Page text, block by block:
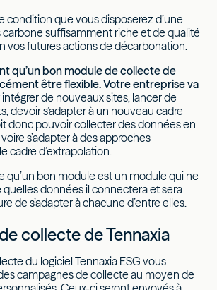
condition que vous disposerez d’une
suffisamment riche et de qualité
vos futures actions de décarbonation.
qu’un bon module de collecte de
être flexible. Votre entreprise va
de nouveaux sites, lancer de
devoir s’adapter à un nouveau cadre
donc pouvoir collecter des données en
s’adapter à des approches
cadre d’extrapolation.
qu’un bon module est un module qui ne
quelles données il connectera et sera
de s’adapter à chacune d’entre elles.
collecte de Tennaxia
du logiciel Tennaxia ESG vous
campagnes de collecte au moyen de